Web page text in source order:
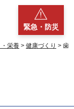
緊急・防災
栄養 > 健康づくり > 歯